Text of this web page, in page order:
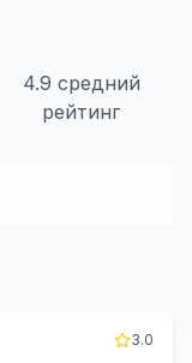
4.9 средний
рейтинг
3.0